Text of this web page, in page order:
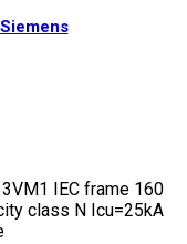
IEC frame 160
class N Icu=25kA